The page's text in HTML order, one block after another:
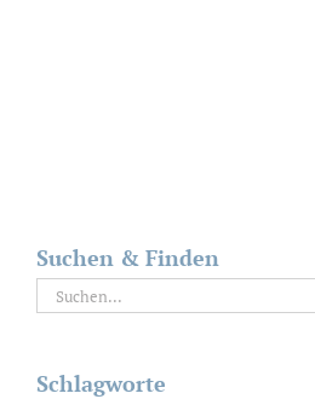
Suchen & Finden
Suche
nach:
Schlagworte